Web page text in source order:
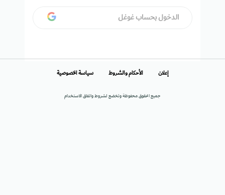
الدخول بحساب غوغل
جميع الحقوق محفوظة وتخضع لشروط واتفاق الاستخدام
إعلان الأحكام والشروط سياسة الخصوصية